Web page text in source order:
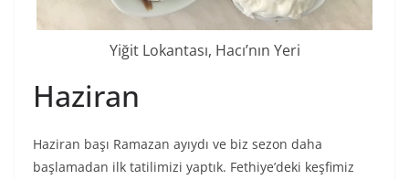
Yiğit Lokantası, Hacı’nın Yeri
Haziran
Haziran başı Ramazan ayıydı ve biz sezon daha
başlamadan ilk tatilimizi yaptık. Fethiye’deki keşfimiz